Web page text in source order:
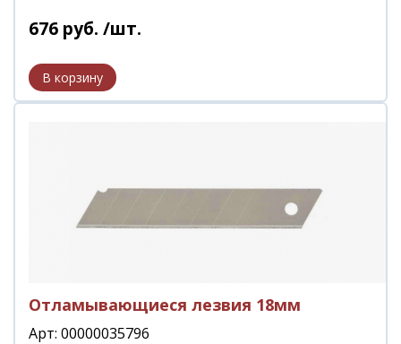
676 руб. /шт.
Отламывающиеся лезвия 18мм
Арт: 00000035796